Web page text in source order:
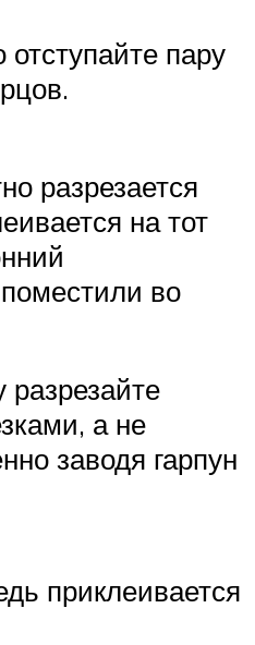
отступайте пару
разрезается
на тот
во
а не
заводя гарпун
приклеивается